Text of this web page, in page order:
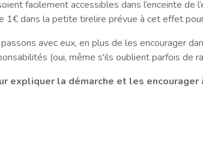
facilement accessibles dans l’enceinte de
1€ dans la petite tirelire prévue à cet effet
avec eux, en plus de les encourager
(oui, même s'ils oublient parfois de
expliquer la démarche et les encourager